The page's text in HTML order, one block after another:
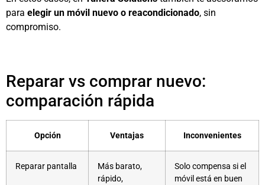
para elegir un móvil nuevo o reacondicionado, sin
compromiso.
Reparar vs comprar nuevo:
comparación rápida
Opción Ventajas Inconvenientes
Reparar pantalla
Más barato,
rápido,
Solo compensa si el
móvil está en buen